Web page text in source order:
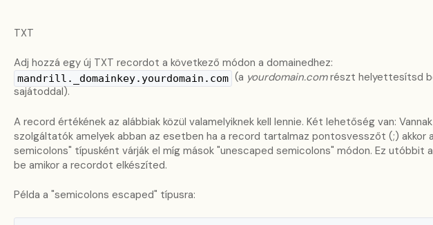
TXT
Adj hozzá egy új TXT recordot a következő módon a domainedhez:
mandrill._domainkey.yourdomain.com (a yourdomain.comrészt helyettesítsd
sajátoddal).
A record értékének az alábbiak közül valamelyiknek kell lennie. Két lehetőség van:
szolgáltatók amelyek abban az esetben ha a record tartalmaz pontosvesszőt (;) akkor
semicolons" típusként várják el míg mások "unescaped semicolons" módon. Ez utóbbit
be amikor a recordot elkészíted.
Példa a "semicolons escaped" típusra: